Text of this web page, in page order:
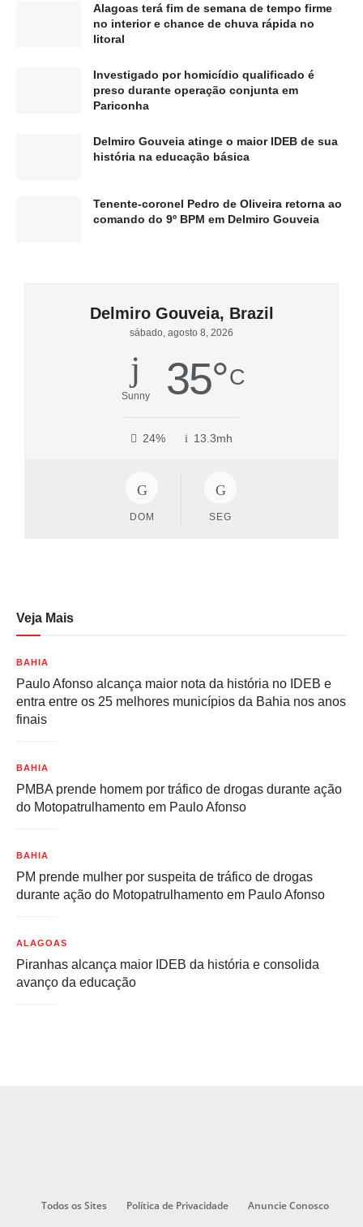
Alagoas terá fim de semana de tempo firme
no interior e chance de chuva rápida no
litoral
Investigado por homicídio qualificado é
preso durante operação conjunta em
Pariconha
Delmiro Gouveia atinge o maior IDEB de sua
história na educação básica
Tenente-coronel Pedro de Oliveira retorna ao
comando do 9º BPM em Delmiro Gouveia
Delmiro Gouveia, Brazil
sábado, agosto 8, 2026
Sunny 35°C
24% 13.3mh
DOM SEG
Veja Mais
BAHIA
Paulo Afonso alcança maior nota da história no IDEB e
entra entre os 25 melhores municípios da Bahia nos anos
finais
BAHIA
PMBA prende homem por tráfico de drogas durante ação
do Motopatrulhamento em Paulo Afonso
BAHIA
PM prende mulher por suspeita de tráfico de drogas
durante ação do Motopatrulhamento em Paulo Afonso
ALAGOAS
Piranhas alcança maior IDEB da história e consolida
avanço da educação
Todos os Sites Política de Privacidade Anuncie Conosco